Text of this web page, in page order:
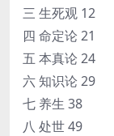
三 生死观 12
四 命定论 21
五 本真论 24
六 知识论 29
七 养生 38
八 处世 49